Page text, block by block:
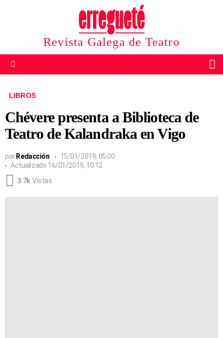
Revista Galega de Teatro
LIBROS
Chévere presenta a Biblioteca de
Teatro de Kalandraka en Vigo
por Redacción
15/01/2019, 05:00
Actualizado 16/01/2019, 10:12
3.7k Vistas